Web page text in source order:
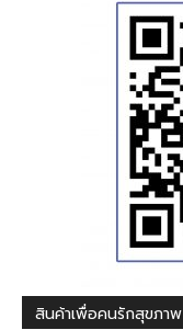
สินค้าเพื่อคนรักสุขภาพ